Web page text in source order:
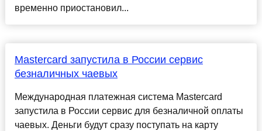
временно приостановил...
Mastercard запустила в России сервис
безналичных чаевых
Международная платежная система Mastercard
запустила в России сервис для безналичной оплаты
чаевых. Деньги будут сразу поступать на карту